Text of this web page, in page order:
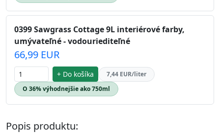
0399 Sawgrass Cottage 9L interiérové farby,
umývateľné - vodouriediteľné
66,99 EUR
+ Do košíka
7,44 EUR/liter
O 36% výhodnejšie ako 750ml
Popis produktu: